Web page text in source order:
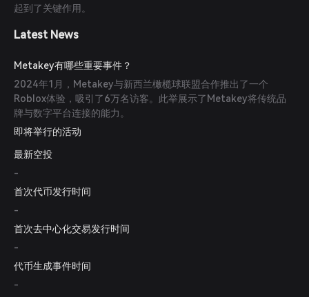
起到了关键作用。
Latest News
Metakey有哪些重要事件？
2024年1月，Metakey与新西兰橄榄球联盟合作推出了一个
Roblox体验，吸引了6万名访客。此举展示了Metakey将传统品
牌与数字平台连接的能力。
即将举行的活动
最新空投
-
首次代币发行时间
-
首次去中心化交易发行时间
-
代币生成事件时间
-